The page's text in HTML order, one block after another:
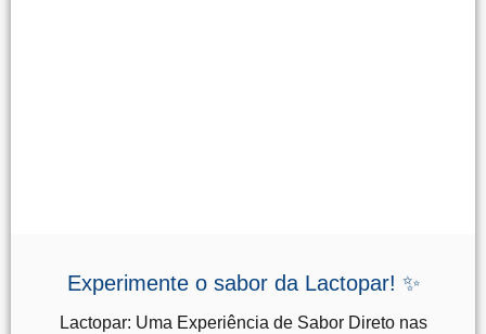
Experimente o sabor da Lactopar! ✨
Lactopar: Uma Experiência de Sabor Direto nas